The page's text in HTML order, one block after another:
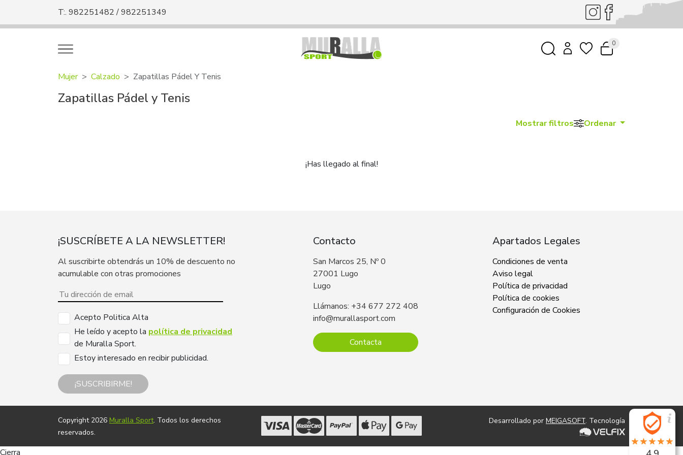
T:. 982251482 / 982251349
0
Mujer Calzado Zapatillas Pádel Y Tenis
Zapatillas Pádel y Tenis
Mostrar filtros Ordenar
¡Has llegado al final!
¡SUSCRÍBETE A LA NEWSLETTER!
Al suscribirte obtendrás un 10% de descuento no
acumulable con otras promociones
Acepto Politica Alta
He leído y acepto la política de privacidad
de Muralla Sport.
Estoy interesado en recibir publicidad.
¡SUSCRIBIRME!
Contacto
San Marcos 25, Nº 0
27001 Lugo
Lugo
Llámanos: +34 677 272 408
info@murallasport.com
Contacta
Apartados Legales
Condiciones de venta
Aviso legal
Política de privacidad
Política de cookies
Configuración de Cookies
Copyright 2026 Muralla Sport. Todos los derechos
reservados.
Desarrollado por MEIGASOFT. Tecnología
Cierra